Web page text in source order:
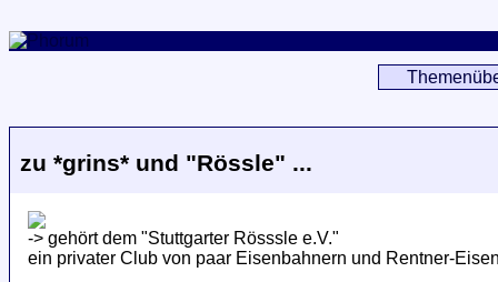
zu *grins* und "Rössle" ...
-> gehört dem "Stuttgarter Rösssle e.V."
ein privater Club von paar Eisenbahnern und Rentner-